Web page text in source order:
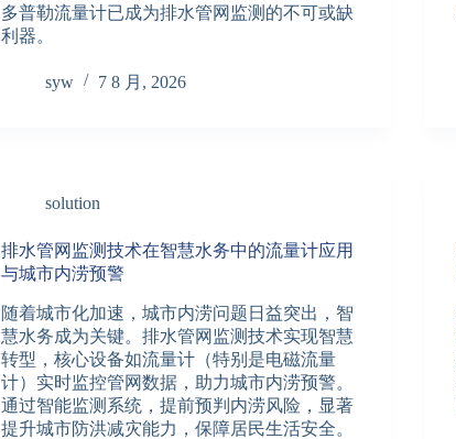
多普勒流量计已成为排水管网监测的不可或缺
利器。
syw 7 8 月, 2026
solution
排水管网监测技术在智慧水务中的流量计应用
与城市内涝预警
随着城市化加速，城市内涝问题日益突出，智
慧水务成为关键。排水管网监测技术实现智慧
转型，核心设备如流量计（特别是电磁流量
计）实时监控管网数据，助力城市内涝预警。
通过智能监测系统，提前预判内涝风险，显著
提升城市防洪减灾能力，保障居民生活安全。